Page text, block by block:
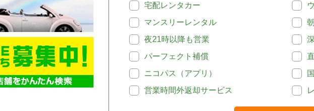
宅配レンタカー
マンスリーレンタル
夜21時以降も営業
パーフェクト補償
ニコパス（アプリ）
営業時間外返却サービス